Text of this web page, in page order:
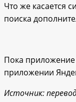
Что же касается
поиска
Пока приложение
приложении
Источник: